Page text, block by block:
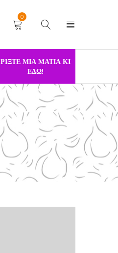
0
ΡΙΞΤΕ ΜΙΑ ΜΑΤΙΑ ΚΙ
ΕΔΩ!